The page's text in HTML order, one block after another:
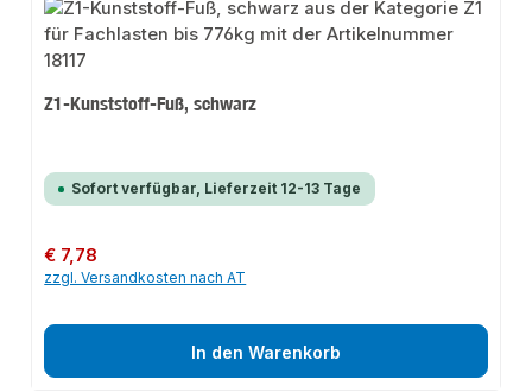
Z1-Kunststoff-Fuß, schwarz
Sofort verfügbar, Lieferzeit 12-13 Tage
Regulärer Preis:
€ 7,78
zzgl. Versandkosten nach AT
In den Warenkorb